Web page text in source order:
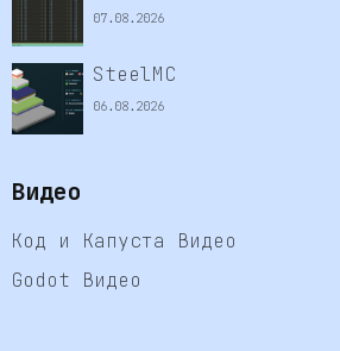
07.08.2026
SteelMC
06.08.2026
Видео
Код и Капуста Видео
Godot Видео